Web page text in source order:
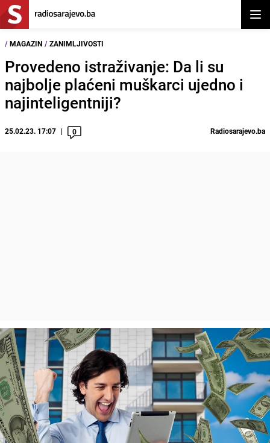
/ MAGAZIN / ZANIMLJIVOSTI
Provedeno istraživanje: Da li su
najbolje plaćeni muškarci ujedno i
najinteligentniji?
25.02.23. 17:07 0 Radiosarajevo.ba